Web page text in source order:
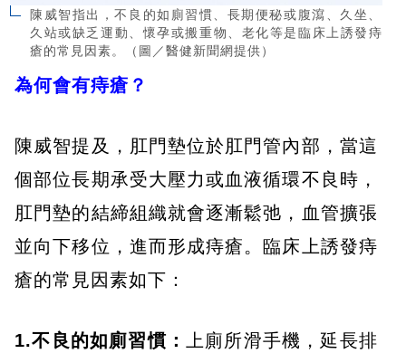
陳威智指出，不良的如廁習慣、長期便秘或腹瀉、久坐、
久站或缺乏運動、懷孕或搬重物、老化等是臨床上誘發痔
瘡的常見因素。（圖／醫健新聞網提供）
為何會有痔瘡？
陳威智提及，肛門墊位於肛門管內部，當這
個部位長期承受大壓力或血液循環不良時，
肛門墊的結締組織就會逐漸鬆弛，血管擴張
並向下移位，進而形成痔瘡。臨床上誘發痔
瘡的常見因素如下：
1.不良的如廁習慣：
上廁所滑手機，延長排